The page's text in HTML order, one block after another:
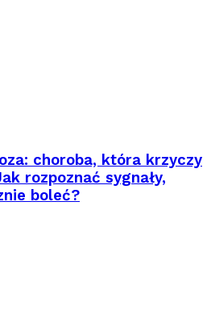
choroba, która krzyczy
rozpoznać sygnały,
boleć?